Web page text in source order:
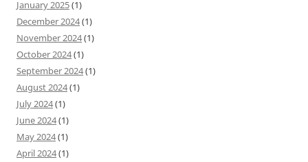
January 2025(1)
December 2024(1)
November 2024(1)
October 2024(1)
September 2024(1)
August 2024(1)
July 2024(1)
June 2024(1)
May 2024(1)
April 2024(1)